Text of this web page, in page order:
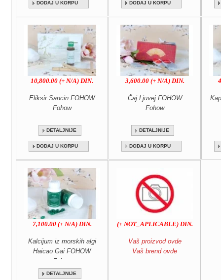
DODAJ U KORPU DODAJ U KORPU
10,800.00 (+ N/A) DIN.
Eliksir Sancin FOHOW
Fohow
DETALJNIJE
DODAJ U KORPU
3,600.00 (+ N/A) DIN.
Čaj Ljuvej FOHOW
Fohow
DETALJNIJE
DODAJ U KORPU
7,100.00 (+ N/A) DIN.
Kalcijum iz morskih algi
Haicao Gai FOHOW
Fohow
DETALJNIJE
(+ NOT_APLICABLE) DIN.
Vaš proizvod ovde
Vaš brend ovde